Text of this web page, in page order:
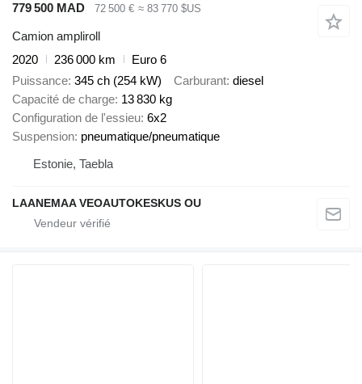
779 500 MAD
72 500 € ≈ 83 770 $US
Camion ampliroll
2020
236 000 km
Euro 6
Puissance 345 ch (254 kW) Carburant diesel
Capacité de charge 13 830 kg
Configuration de l'essieu 6x2
Suspension pneumatique/pneumatique
Estonie, Taebla
LAANEMAA VEOAUTOKESKUS OU